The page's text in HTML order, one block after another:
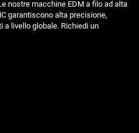
nostre macchine EDM a filo ad alta
garantiscono alta precisione,
livello globale. Richiedi un